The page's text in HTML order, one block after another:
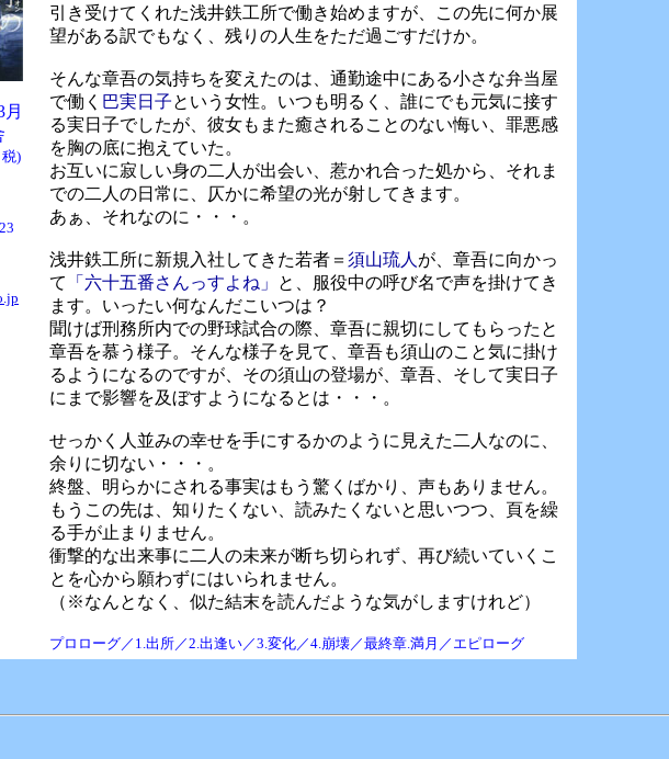
月
)
引き受けてくれた浅井鉄工所で働き始めますが、この先に何か展
望がある訳でもなく、残りの人生をただ過ごすだけか。
そんな章吾の気持ちを変えたのは、通勤途中にある小さな弁当屋
で働く 巴実日子という女性。いつも明るく、誰にでも元気に接す
る実日子でしたが、彼女もまた癒されることのない悔い、罪悪感
を胸の底に抱えていた。
お互いに寂しい身の二人が出会い、惹かれ合った処から、それま
での二人の日常に、仄かに希望の光が射してきます。
あぁ、それなのに・・・。
浅井鉄工所に新規入社してきた若者＝須山琉人 が、章吾に向かっ
て
「六十五番さんっすよね」
と、服役中の呼び名で声を掛けてき
ます。いったい何なんだこいつは？
聞けば刑務所内での野球試合の際、章吾に親切にしてもらったと
章吾を慕う様子。そんな様子を見て、章吾も須山のこと気に掛け
るようになるのですが、その須山の登場が、章吾、そして実日子
にまで影響を及ぼすようになるとは・・・。
せっかく人並みの幸せを手にするかのように見えた二人なのに、
余りに切ない・・・。
終盤、明らかにされる事実はもう驚くばかり、声もありません。
もうこの先は、知りたくない、読みたくないと思いつつ、頁を繰
る手が止まりません。
衝撃的な出来事に二人の未来が断ち切られず、再び続いていくこ
とを心から願わずにはいられません。
（※なんとなく、似た結末を読んだような気がしますけれど）
プロローグ／1.出所／2.出逢い／3.変化／4.崩壊／最終章.満月／エピローグ